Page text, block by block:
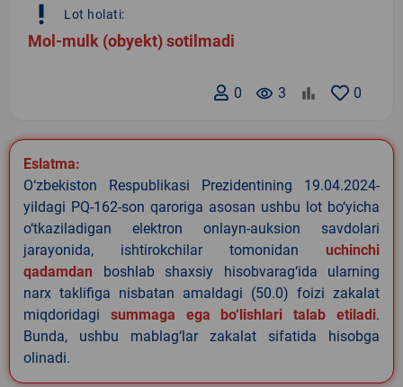
priority_high Lot holati:
Mol-mulk (obyekt) sotilmadi
0
remove_red_eye 3
0
Eslatma:
O‘zbekiston Respublikasi Prezidentining 19.04.2024-
yildagi PQ-162-son qaroriga asosan ushbu lot bo‘yicha
o‘tkaziladigan elektron onlayn-auksion savdolari
jarayonida, ishtirokchilar tomonidan uchinchi
qadamdan boshlab shaxsiy hisobvarag‘ida ularning
narx taklifiga nisbatan amaldagi (50.0) foizi zakalat
miqdoridagi summaga ega bo‘lishlari talab etiladi.
Bunda, ushbu mablag‘lar zakalat sifatida hisobga
olinadi.